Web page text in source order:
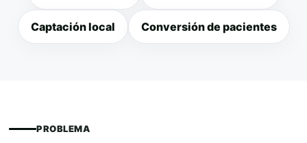
Captación local Conversión de pacientes
PROBLEMA